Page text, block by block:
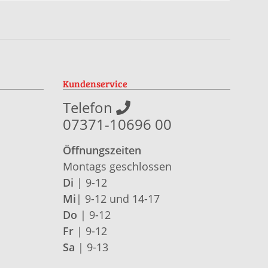
Kundenservice
Telefon
07371-10696 00
Öffnungszeiten
Montags geschlossen
Di | 9-12
Mi | 9-12 und 14-17
Do | 9-12
Fr| 9-12
Sa | 9-13